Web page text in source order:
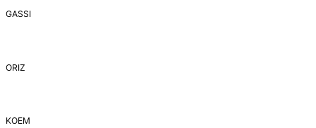
GASSI
ORIZ
ΚΟΕΜ